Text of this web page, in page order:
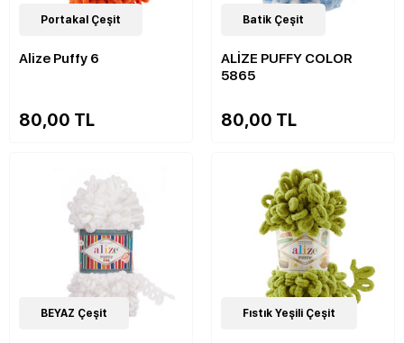
90Çeşit
Portakal Çeşit
Alize Puffy 6
80,00 TL
36Çeşit
Batik Çeşit
ALİZE PUFFY COLOR
5865
80,00 TL
62Çeşit
BEYAZ Çeşit 90Çeşit
Fıstık Yeşili Çeşit